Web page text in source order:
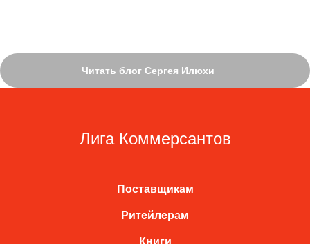
Читать блог Сергея Илюхи
Лига Коммерсантов
Поставщикам
Ритейлерам
Книги